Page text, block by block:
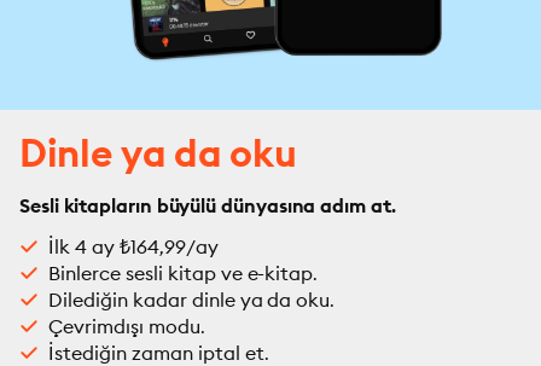
Dinle ya da oku
Sesli kitapların büyülü dünyasına adım at.
İlk 4 ay ₺164,99/ay
Binlerce sesli kitap ve e-kitap.
Dilediğin kadar dinle ya da oku.
Çevrimdışı modu.
İstediğin zaman iptal et.